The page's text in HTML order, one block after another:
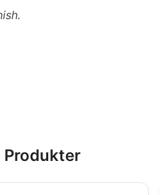
Produkter